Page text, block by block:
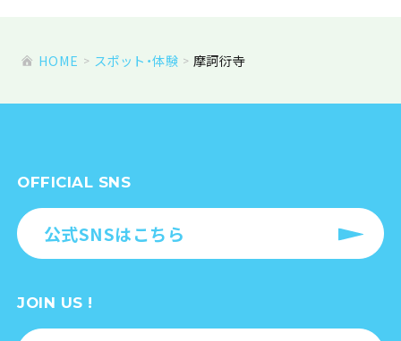
HOME スポット・体験 摩訶衍寺
OFFICIAL SNS
公式SNSはこちら
JOIN US !